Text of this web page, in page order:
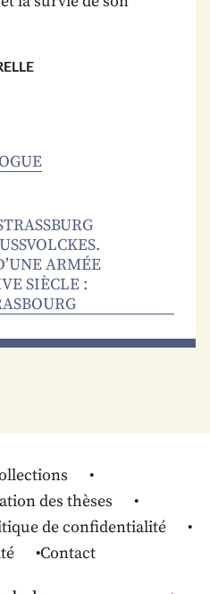
ARMÉE
SIÈCLE :
des thèses
de confidentialité
Contact